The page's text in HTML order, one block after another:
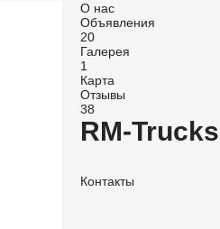
О нас
Объявления
20
Галерея
1
Карта
Отзывы
38
RM-
Контакты